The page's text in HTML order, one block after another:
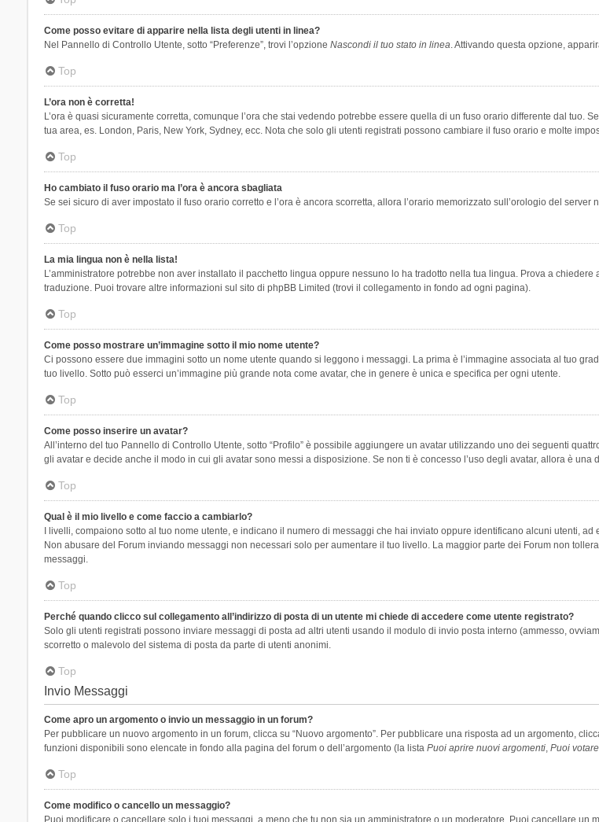
Come posso evitare di apparire nella lista degli utenti in linea?
Nel Pannello di Controllo Utente, sotto “Preferenze”, trovi l’opzione Nascondi il tuo stato in linea. Attivando questa opzione,
Top
L’ora non è corretta!
L’ora è quasi sicuramente corretta, comunque l’ora che stai vedendo potrebbe essere quella di un fuso orario differente dal
tua area, es. London, Paris, New York, Sydney, ecc. Nota che solo gli utenti registrati possono cambiare il fuso orario e molte
Top
Ho cambiato il fuso orario ma l’ora è ancora sbagliata
Se sei sicuro di aver impostato il fuso orario corretto e l’ora è ancora scorretta, allora l’orario memorizzato sull’orologio del
Top
La mia lingua non è nella lista!
L’amministratore potrebbe non aver installato il pacchetto lingua oppure nessuno lo ha tradotto nella tua lingua. Prova a
traduzione. Puoi trovare altre informazioni sul sito di phpBB Limited (trovi il collegamento in fondo ad ogni pagina).
Top
Come posso mostrare un’immagine sotto il mio nome utente?
Ci possono essere due immagini sotto un nome utente quando si leggono i messaggi. La prima è l’immagine associata al tuo
tuo livello. Sotto può esserci un’immagine più grande nota come avatar, che in genere è unica e specifica per ogni utente.
Top
Come posso inserire un avatar?
All’interno del tuo Pannello di Controllo Utente, sotto “Profilo” è possibile aggiungere un avatar utilizzando uno dei seguenti
gli avatar e decide anche il modo in cui gli avatar sono messi a disposizione. Se non ti è concesso l’uso degli avatar, allora è
Top
Qual è il mio livello e come faccio a cambiarlo?
I livelli, compaiono sotto al tuo nome utente, e indicano il numero di messaggi che hai inviato oppure identificano alcuni utenti,
Non abusare del Forum inviando messaggi non necessari solo per aumentare il tuo livello. La maggior parte dei Forum non
messaggi.
Top
Perché quando clicco sul collegamento all’indirizzo di posta di un utente mi chiede di accedere come utente registrato?
Solo gli utenti registrati possono inviare messaggi di posta ad altri utenti usando il modulo di invio posta interno (ammesso,
scorretto o malevolo del sistema di posta da parte di utenti anonimi.
Top
Invio Messaggi
Come apro un argomento o invio un messaggio in un forum?
Per pubblicare un nuovo argomento in un forum, clicca su “Nuovo argomento”. Per pubblicare una risposta ad un argomento,
funzioni disponibili sono elencate in fondo alla pagina del forum o dell’argomento (la lista Puoi aprire nuovi argomenti, Puoi
Top
Come modifico o cancello un messaggio?
Puoi modificare o cancellare solo i tuoi messaggi, a meno che tu non sia un amministratore o un moderatore. Puoi cancellare